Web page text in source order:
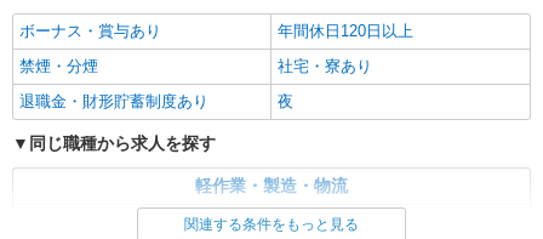
岡山県総社市久代
詳細を見る
派遣社員
人材プロオフィス株式会社
自動車内装部品の加工機械オペレーター
時給1,350円〜 ◆月収例）286,444円 (1,350円
×8h×21日+残業20h+深夜70h) ＜参考＞ 割増賃金
ボーナス・賞与あり
年間休日120日以上
禁煙・分煙
社宅・寮あり
退職金・財形貯蓄制度あり
夜
同じ職種から求人を探す
軽作業・製造・物流
関連する条件をもっと見る